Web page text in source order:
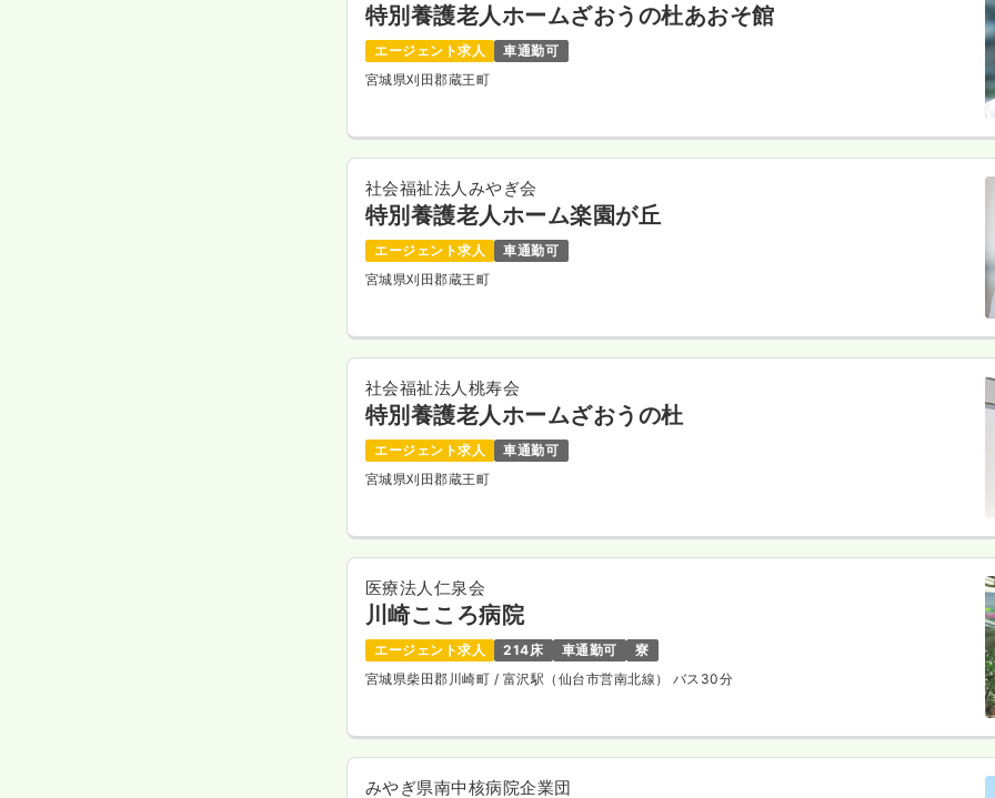
特別養護老人ホームざおうの杜あおそ館
エージェント求人
車通勤可
宮城県刈田郡蔵王町
社会福祉法人みやぎ会
特別養護老人ホーム楽園が丘
エージェント求人
車通勤可
宮城県刈田郡蔵王町
社会福祉法人桃寿会
特別養護老人ホームざおうの杜
エージェント求人
車通勤可
宮城県刈田郡蔵王町
医療法人仁泉会
川崎こころ病院
エージェント求人 214床 車通勤可
寮
宮城県柴田郡川崎町 / 富沢駅（仙台市営南北線） バス30分
みやぎ県南中核病院企業団